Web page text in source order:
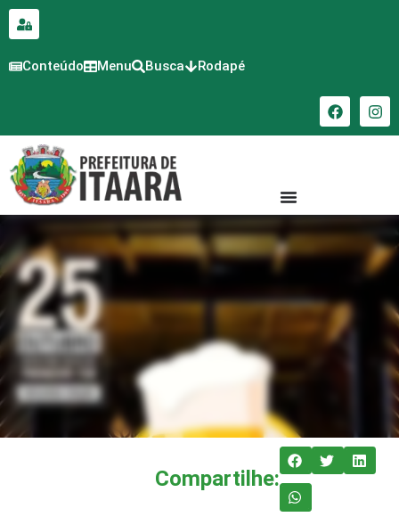
conteúdo
Conteúdo Menu Busca Rodapé
Compartilhe: